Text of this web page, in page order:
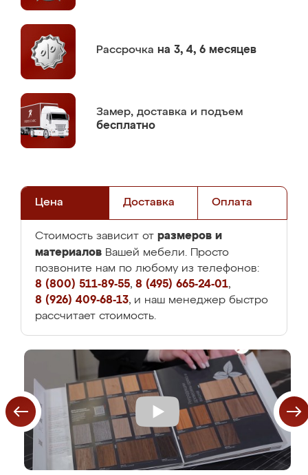
Рассрочка на 3, 4, 6 месяцев
Замер, доставка и подъем
бесплатно
Цена Доставка Оплата
Стоимость зависит от размеров и
материалов Вашей мебели. Просто
позвоните нам по любому из телефонов:
8 (800) 511-89-55, 8 (495) 665-24-01,
8 (926) 409-68-13, и наш менеджер быстро
рассчитает стоимость.